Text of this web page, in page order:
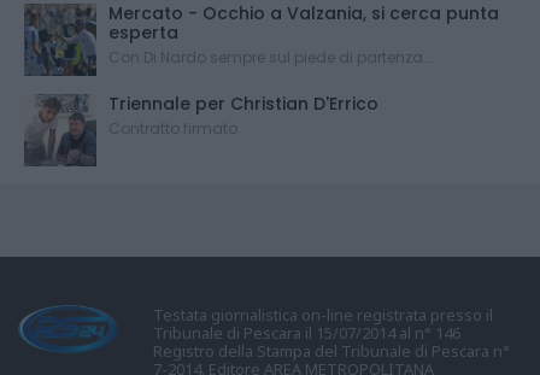
Mercato - Occhio a Valzania, si cerca punta
esperta
Con Di Nardo sempre sul piede di partenza...
Triennale per Christian D'Errico
Contratto firmato
Testata giornalistica on-line registrata presso il
Tribunale di Pescara il 15/07/2014 al n° 146
Registro della Stampa del Tribunale di Pescara n°
7-2014. Editore AREA METROPOLITANA